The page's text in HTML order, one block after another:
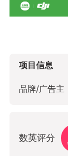
项目信息
品牌/广告主
数英评分